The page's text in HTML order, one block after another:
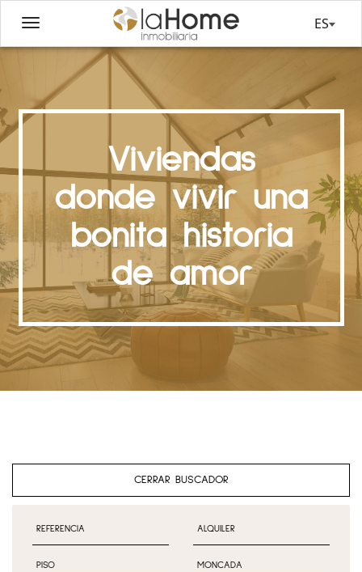
ES
Viviendas
donde vivir una
bonita historia
de amor
CERRAR BUSCADOR